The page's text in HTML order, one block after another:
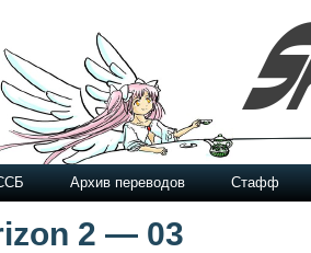
Архив переводов Стафф
2 — 03